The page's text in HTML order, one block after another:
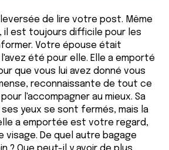
de lire votre post. Même
il est toujours difficile pour les
Votre épouse était
été pour elle. Elle a emporté
que vous lui avez donné vous
reconnaissante de tout ce
l'accompagner au mieux. Sa
yeux se sont fermés, mais la
a emportée est votre regard,
De quel autre bagage